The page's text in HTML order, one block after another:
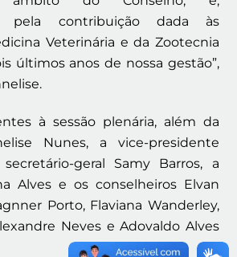
pela contribuição dada às
Veterinária e da Zootecnia
últimos anos de nossa gestão”,
à sessão plenária, além da
Nunes, a vice-presidente
geral Samy Barros, a
Alves e os conselheiros Elvan
Porto, Flaviana Wanderley,
Neves e Adovaldo Alves